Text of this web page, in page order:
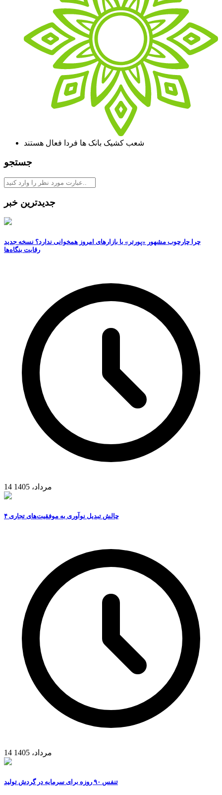
شعب کشیک بانک ها فردا فعال هستند
جستجو
جدیدترین خبر
چرا چارچوب مشهور «پورتر» با بازارهای امروز همخوانی ندارد؟ نسخه جدید
رقابت‌ بنگاه‌ها
14 مرداد، 1405
۴ چالش تبدیل نوآوری به موفقیت‌های تجاری
14 مرداد، 1405
تنفس ۹۰ روزه برای سرمایه در گردش تولید